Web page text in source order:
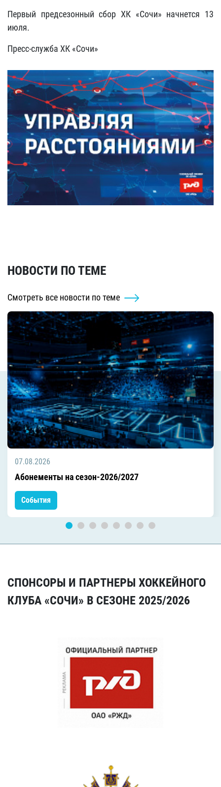
Первый предсезонный сбор ХК «Сочи» начнется 13
июля.
Пресс-служба ХК «Сочи»
НОВОСТИ ПО ТЕМЕ
Смотреть все новости по теме
07.08.2026
Абонементы на сезон-2026/2027
События
СПОНСОРЫ И ПАРТНЕРЫ ХОККЕЙНОГО
КЛУБА «СОЧИ» В СЕЗОНЕ 2025/2026